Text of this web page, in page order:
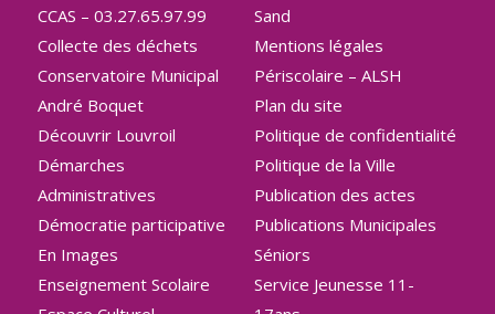
CCAS – 03.27.65.97.99
Collecte des déchets
Conservatoire Municipal
André Boquet
Découvrir Louvroil
Démarches
Administratives
Démocratie participative
En Images
Enseignement Scolaire
Sand
Mentions légales
Périscolaire – ALSH
Plan du site
Politique de confidentialité
Politique de la Ville
Publication des actes
Publications Municipales
Séniors
Service Jeunesse 11-